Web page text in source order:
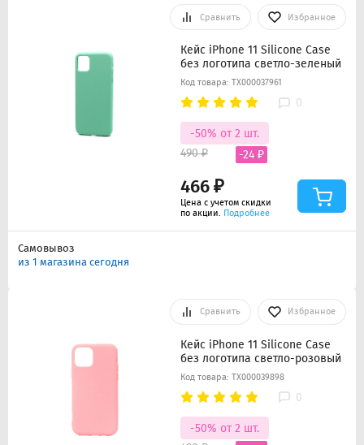
Сравнить Избранное
Кейс iPhone 11 Silicone Case
без логотипа светло-зеленый
Код товара: ТХ000037961
0
-50% от 2 шт.
466 ₽
490 ₽ -24 ₽
Цена с учетом скидки
по акции. Подробнее
Самовывоз
из 1 магазина сегодня
Сравнить Избранное
Кейс iPhone 11 Silicone Case
без логотипа светло-розовый
Код товара: ТХ000039898
0
-50% от 2 шт.